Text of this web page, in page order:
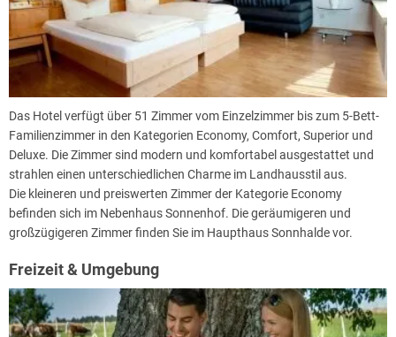
Das Hotel verfügt über 51 Zimmer vom Einzelzimmer bis zum 5-Bett-
Familienzimmer in den Kategorien Economy, Comfort, Superior und
Deluxe. Die Zimmer sind modern und komfortabel ausgestattet und
strahlen einen unterschiedlichen Charme im Landhausstil aus.
Die kleineren und preiswerten Zimmer der Kategorie Economy
befinden sich im Nebenhaus Sonnenhof. Die geräumigeren und
großzügigeren Zimmer finden Sie im Haupthaus Sonnhalde vor.
Freizeit & Umgebung